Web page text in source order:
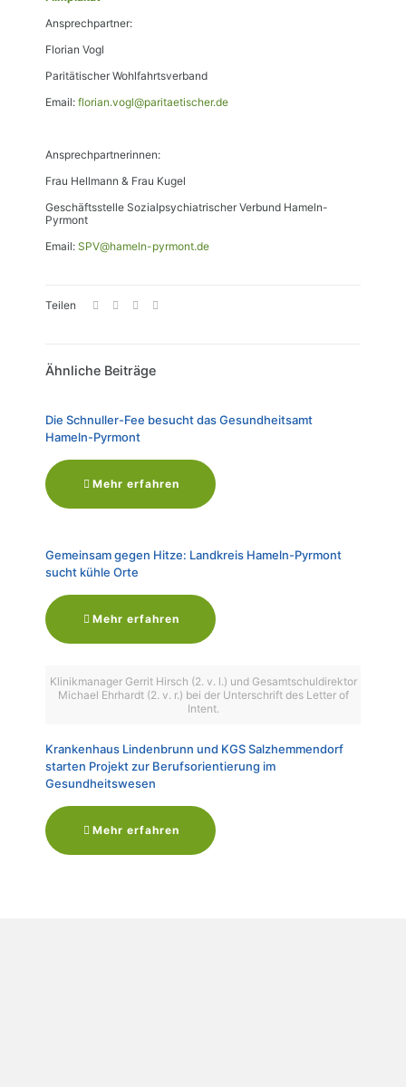
Ansprechpartner:
Florian Vogl
Paritätischer Wohlfahrtsverband
Email: florian.vogl@paritaetischer.de
Ansprechpartnerinnen:
Frau Hellmann & Frau Kugel
Geschäftsstelle Sozialpsychiatrischer Verbund Hameln-
Pyrmont
Email: SPV@hameln-pyrmont.de
Teilen
Ähnliche Beiträge
Die Schnuller-Fee besucht das Gesundheitsamt
Hameln-Pyrmont
Mehr erfahren
Gemeinsam gegen Hitze: Landkreis Hameln-Pyrmont
sucht kühle Orte
Mehr erfahren
Klinikmanager Gerrit Hirsch (2. v. l.) und Gesamtschuldirektor
Michael Ehrhardt (2. v. r.) bei der Unterschrift des Letter of
Intent.
Krankenhaus Lindenbrunn und KGS Salzhemmendorf
starten Projekt zur Berufsorientierung im
Gesundheitswesen
Mehr erfahren